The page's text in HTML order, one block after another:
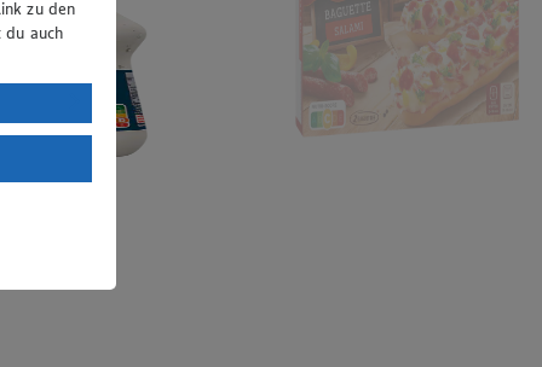
zu den
auch
DSGVO
mit
das